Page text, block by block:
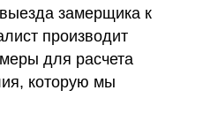
замерщика к
производит
для расчета
которую мы